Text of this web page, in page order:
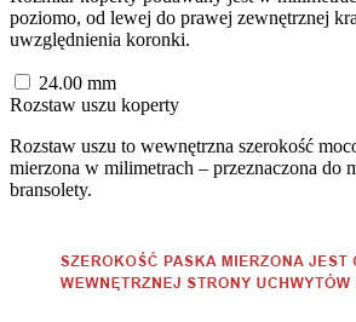
poziomo, od lewej do prawej zewnętrznej
uwzględnienia koronki.
24.00 mm
Rozstaw uszu koperty
Rozstaw uszu to wewnętrzna szerokość
mierzona w milimetrach – przeznaczona do
bransolety.